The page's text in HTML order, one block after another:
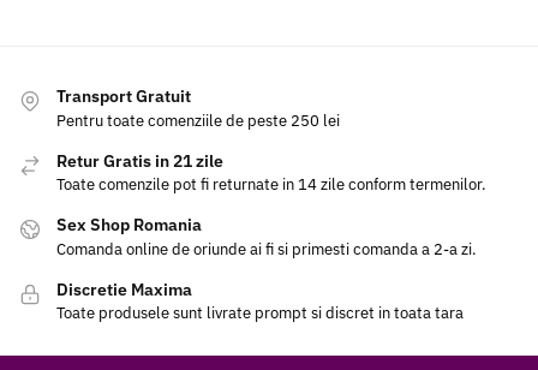
Transport Gratuit
Pentru toate comenziile de peste 250 lei
Retur Gratis in 21 zile
Toate comenzile pot fi returnate in 14 zile conform termenilor.
Sex Shop Romania
Comanda online de oriunde ai fi si primesti comanda a 2-a zi.
Discretie Maxima
Toate produsele sunt livrate prompt si discret in toata tara